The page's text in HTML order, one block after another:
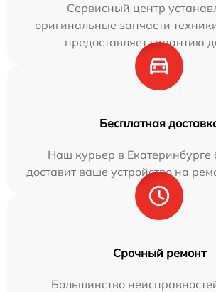
Сервисный центр
оригинальные запчасти
предоставляет гарантию
Бесплатная
Наш курьер в Екатеринбурге
доставит ваше устройство на
Срочный ремонт
Большинство